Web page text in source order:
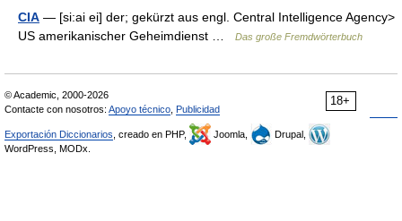
CIA — [si:ai ei] der; gekürzt aus engl. Central Intelligence Agency>
US amerikanischer Geheimdienst …
Das große Fremdwörterbuch
18+
© Academic, 2000-2026
Contacte con nosotros: Apoyo técnico Publicidad
Exportación Diccionarios , creado en PHP, Joomla,
Drupal,
WordPress, MODx.